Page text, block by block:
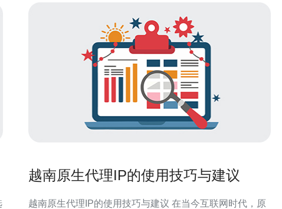
越南原生代理IP的使用技巧与建议
越南原生代理IP的使用技巧与建议 在当今互联网时代，原